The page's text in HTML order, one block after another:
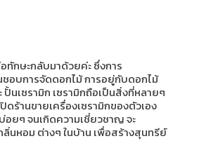
ทักษะกลับมาด้วยค่ะ ซึ่งการ
ชอบการจัดดอกไม้ การอยู่กับดอกไม้
นเซรามิก เซรามิกถือเป็นสิ่งที่หลายๆ
ร้านขายเครื่องเซรามิกของตัวเอง
อยๆ จนเกิดความเชี่ยวชาญ จะ
นหอม ต่างๆ ในบ้าน เพื่อสร้างสุนทรีย์